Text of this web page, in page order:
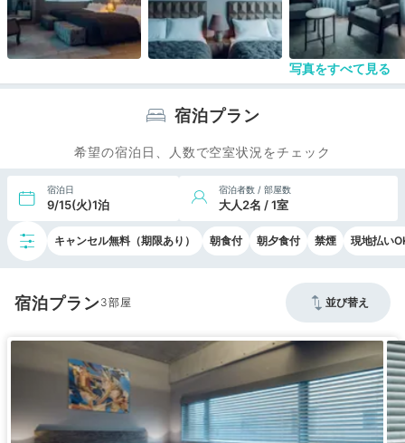
写真をすべて見る
宿泊プラン
希望の宿泊日、人数で空室状況をチェック
宿泊日
9/15(火)1泊
宿泊者数 / 部屋数
大人2名 / 1室
キャンセル無料（期限あり） 朝食付 朝夕食付 禁煙 現地払い
宿泊プラン3 並び替え